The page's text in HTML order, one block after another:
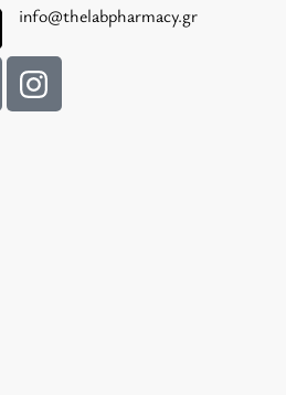
info@thelabpharmacy.gr